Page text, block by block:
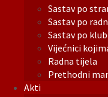
Sastav po
Sastav po
Sastav po
Vijećnici
Radna tijela
Prethodni
Akti